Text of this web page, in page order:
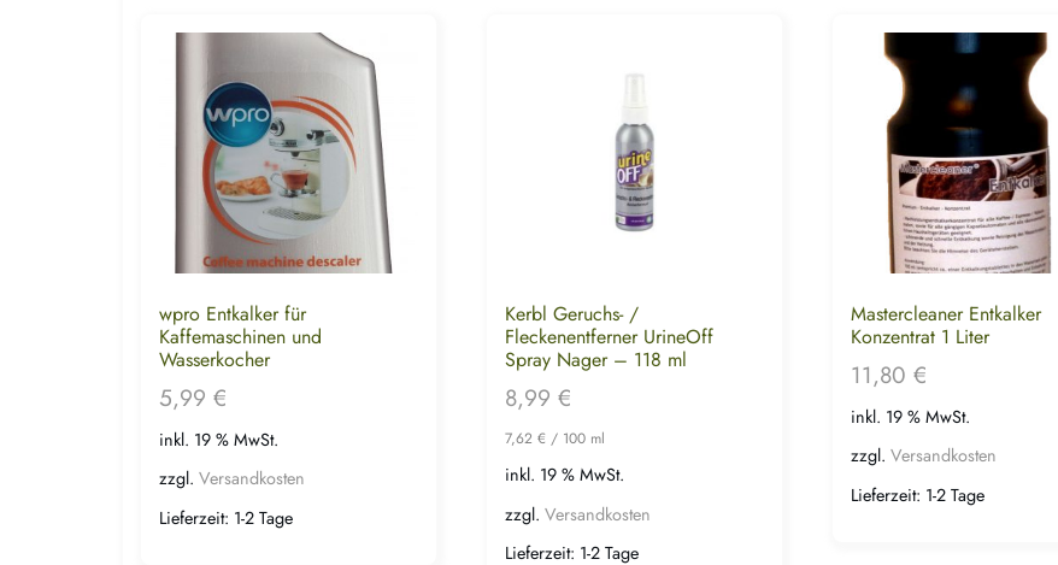
wpro Entkalker für
Kaffemaschinen und
Wasserkocher
5,99 €
inkl. 19 % MwSt.
zzgl. Versandkosten
Lieferzeit: 1-2 Tage
Kerbl Geruchs- /
Fleckenentferner UrineOff
Spray Nager – 118 ml
8,99 €
7,62 €/ 100 ml
inkl. 19 % MwSt.
zzgl. Versandkosten
Lieferzeit: 1-2 Tage
Mastercleaner Entkalker
Konzentrat 1 Liter
11,80 €
inkl. 19 % MwSt.
zzgl. Versandkosten
Lieferzeit: 1-2 Tage